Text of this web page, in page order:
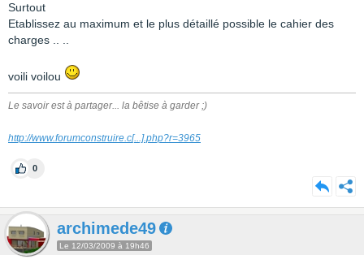
Surtout
Etablissez au maximum et le plus détaillé possible le cahier des
charges .. ..
voili voilou
Le savoir est à partager... la bêtise à garder ;)
http://www.forumconstruire.c[...].php?r=3965
0
archimede49
Le 12/03/2009 à 19h46